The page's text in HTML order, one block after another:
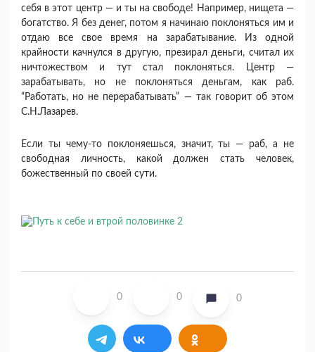
себя в этот центр — и ты на свободе! Например, нищета —
богатство. Я без денег, потом я начинаю поклоняться им и
отдаю все свое время на зарабатывание. Из одной
крайности качнулся в другую, презирал деньги, считал их
ничтожеством и тут стал поклоняться. Центр —
зарабатывать, но не поклоняться деньгам, как раб.
“Работать, но не перерабатывать” — так говорит об этом
С.Н.Лазарев.
Если ты чему-то поклоняешься, значит, ты — раб, а не
свободная личность, какой должен стать человек,
божественный по своей сути.
0 0 0